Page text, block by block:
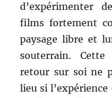
d’expérimenter
films fortement
paysage libre et
souterrain. Cette
retour sur soi ne
lieu si